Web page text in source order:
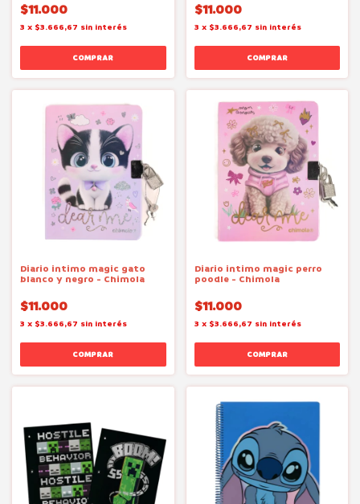
$11.000
3 x $3.666,67 sin interés
$11.000
3 x $3.666,67 sin interés
Diario intimo magic gato
blanco y negro - Chimola
$11.000
3 x $3.666,67 sin interés
Diario intimo magic perro
poodle - Chimola
$11.000
3 x $3.666,67 sin interés